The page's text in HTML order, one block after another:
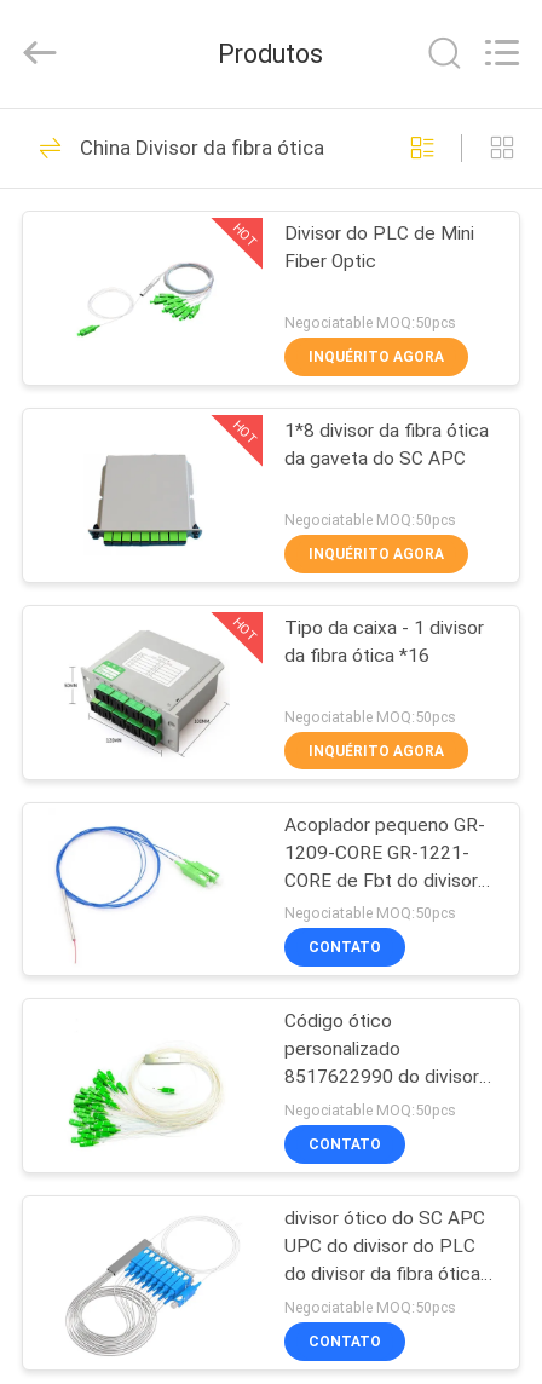
CASA
PRODUTOS
EXCURSÃO
FÁBRICA
DA
QUALIDADE
CONTACTE-
PEÇA
UMAS
CITAÇÕES
MAPA
PRIVACY
POLICY
LIMITED.
Reserved.
GPON ONU
ONTÁRIO
419
Huawei GPON ONU
143
WiFi GPON ONU
onu do epon do wifi
XPON ONTÁRIO
11
Produtos
China Divisor da fibra ótica
HOT
Divisor do PLC de Mini
Fiber Optic
Negociatable MOQ:50pcs
INQUÉRITO AGORA
HOT
1*8 divisor da fibra ótica
da gaveta do SC APC
Negociatable MOQ:50pcs
INQUÉRITO AGORA
HOT
Tipo da caixa - 1 divisor
da fibra ótica *16
Negociatable MOQ:50pcs
INQUÉRITO AGORA
Acoplador pequeno GR-
1209-CORE GR-1221-
CORE de Fbt do divisor
da fibra ótica 1*2
Negociatable MOQ:50pcs
CONTATO
Código ótico
personalizado
8517622990 do divisor
1*N 2*N HS do PLC da
fibra
Negociatable MOQ:50pcs
CONTATO
divisor ótico do SC APC
UPC do divisor do PLC
do divisor da fibra ótica
do único modo de 1X16
1X8 1X4
Negociatable MOQ:50pcs
CONTATO